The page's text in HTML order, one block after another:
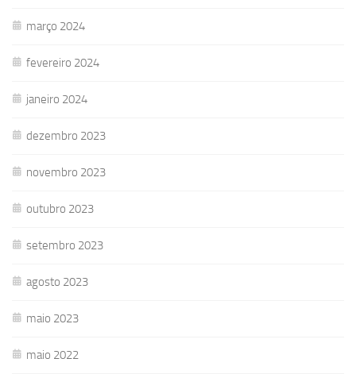
março 2024
fevereiro 2024
janeiro 2024
dezembro 2023
novembro 2023
outubro 2023
setembro 2023
agosto 2023
maio 2023
maio 2022